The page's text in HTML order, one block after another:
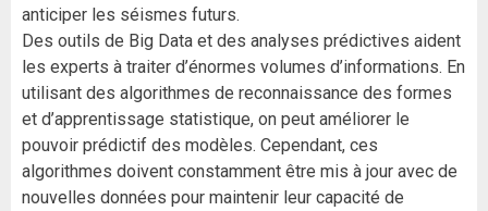
anticiper les séismes futurs.
Des outils de Big Data et des analyses prédictives aident
les experts à traiter d’énormes volumes d’informations. En
utilisant des algorithmes de reconnaissance des formes
et d’apprentissage statistique, on peut améliorer le
pouvoir prédictif des modèles. Cependant, ces
algorithmes doivent constamment être mis à jour avec de
nouvelles données pour maintenir leur capacité de